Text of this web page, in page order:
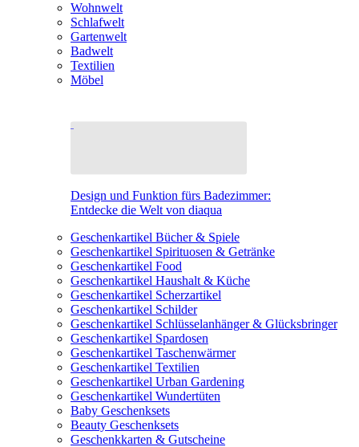
Wohnwelt
Schlafwelt
Gartenwelt
Badwelt
Textilien
Möbel
Design und Funktion fürs Badezimmer:
Entdecke die Welt von diaqua
Geschenkartikel Bücher & Spiele
Geschenkartikel Spirituosen & Getränke
Geschenkartikel Food
Geschenkartikel Haushalt & Küche
Geschenkartikel Scherzartikel
Geschenkartikel Schilder
Geschenkartikel Schlüsselanhänger & Glücksbringer
Geschenkartikel Spardosen
Geschenkartikel Taschenwärmer
Geschenkartikel Textilien
Geschenkartikel Urban Gardening
Geschenkartikel Wundertüten
Baby Geschenksets
Beauty Geschenksets
Geschenkkarten & Gutscheine